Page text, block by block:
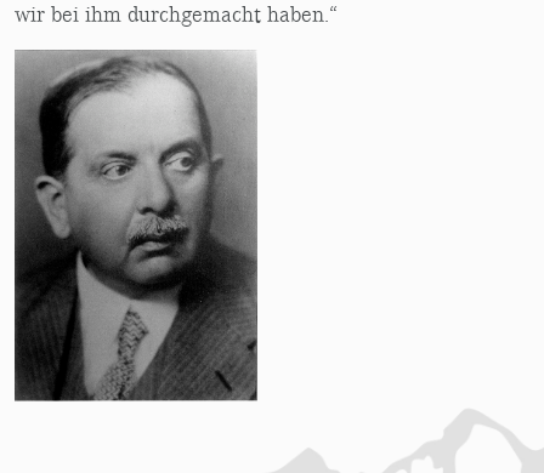
wir bei ihm durchgemacht haben.“